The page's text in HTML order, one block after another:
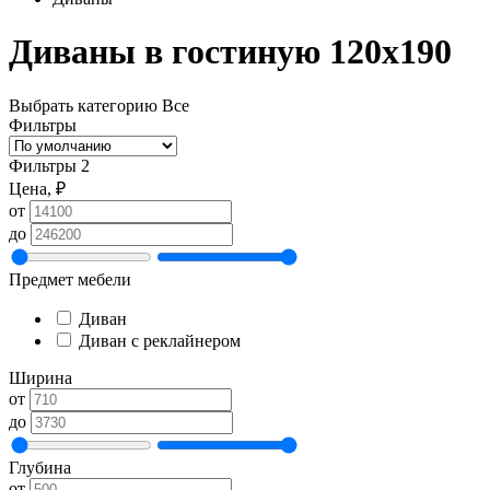
Диваны в гостиную 120х190
Выбрать категорию Все
Фильтры
Фильтры 2
Цена, ₽
от
до
Предмет мебели
Диван
Диван с реклайнером
Ширина
от
до
Глубина